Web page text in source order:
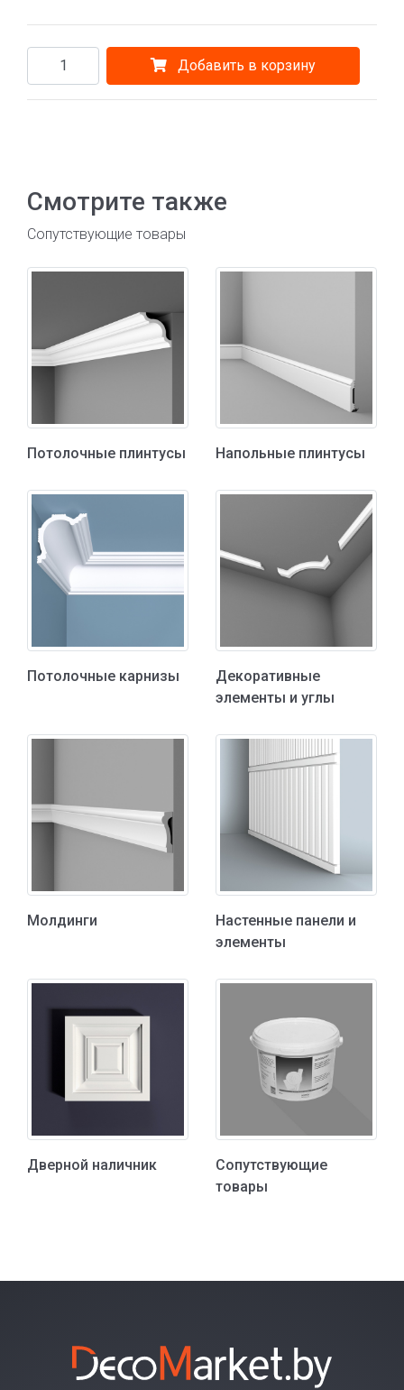
Добавить в корзину
Смотрите также
Сопутствующие товары
Потолочные плинтусы Напольные плинтусы
Потолочные карнизы
Декоративные
элементы и углы
Молдинги
Настенные панели и
элементы
Дверной наличник
Сопутствующие
товары